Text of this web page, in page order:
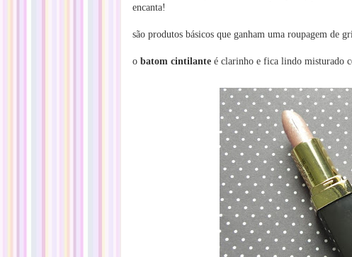
encanta!
são produtos básicos que ganham uma roupagem de
o batom cintilante é clarinho e fica lindo misturado